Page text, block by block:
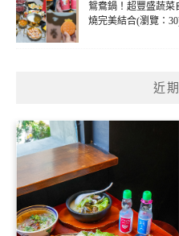
鴛鴦鍋！超豐盛蔬菜
燒完美結合(瀏覽：
近